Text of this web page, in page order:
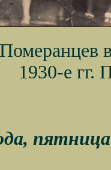
1930-е гг.
пятница